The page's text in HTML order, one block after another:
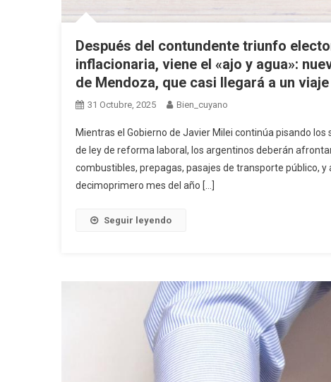
Después del contundente triunfo
inflacionaria, viene el «ajo y agua»:
de Mendoza, que casi llegará a un
31 Octubre, 2025 Bien_cuyano
Mientras el Gobierno de Javier Milei continúa pisando
de ley de reforma laboral, los argentinos deberán
combustibles, prepagas, pasajes de transporte público,
decimoprimero mes del año […]
Seguir leyendo